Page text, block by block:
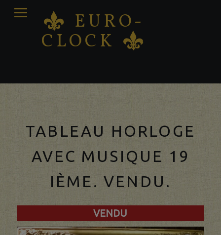
K EURO-
CLOCK K
PRIMARY
MENU
TABLEAU HORLOGE
AVEC MUSIQUE 19
IÈME. VENDU.
VENDU